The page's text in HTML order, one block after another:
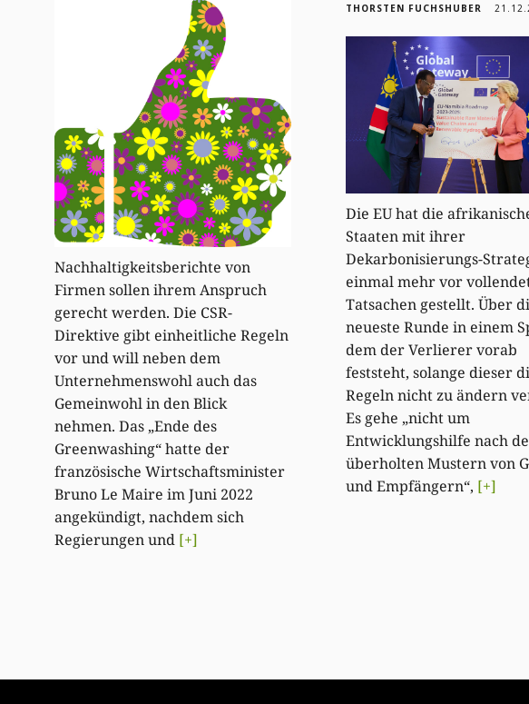
Nachhaltigkeitsberichte von
Firmen sollen ihrem Anspruch
gerecht werden. Die CSR-
Direktive gibt einheitliche Regeln
vor und will neben dem
Unternehmenswohl auch das
Gemeinwohl in den Blick
nehmen. Das „Ende des
Greenwashing“ hatte der
französische Wirtschaftsminister
Bruno Le Maire im Juni 2022
angekündigt, nachdem sich
Regierungen und [+]
THORSTEN FUCHSHUBER
Die EU hat die
Staaten mit ihrer
Dekarbonisierungs-
einmal mehr vor
Tatsachen gestellt. Über
neueste Runde in einem
dem der Verlierer vorab
feststeht, solange dieser
Regeln nicht zu ändern
Es gehe „nicht um
Entwicklungshilfe nach
überholten Mustern von
und Empfängern“, [+]